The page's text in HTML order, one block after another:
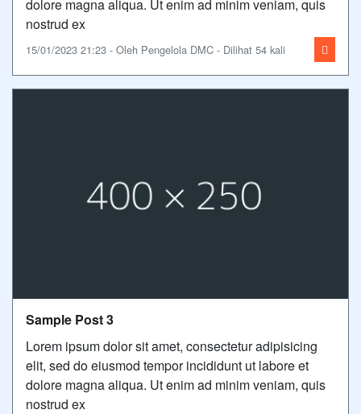
dolore magna aliqua. Ut enim ad minim veniam, quis
nostrud ex
15/01/2023 21:23 - Oleh Pengelola DMC - Dilihat 54 kali
Sample Post 3
Lorem ipsum dolor sit amet, consectetur adipisicing
elit, sed do eiusmod tempor incididunt ut labore et
dolore magna aliqua. Ut enim ad minim veniam, quis
nostrud ex